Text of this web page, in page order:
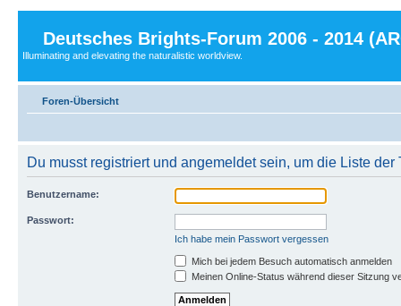
Deutsches Brights-Forum 2006 - 2014
Illuminating and elevating the naturalistic worldview.
Foren-Übersicht
Du musst registriert und angemeldet sein, um die Liste
Benutzername:
Passwort:
Ich habe mein Passwort vergessen
Mich bei jedem Besuch automatisch anmelden
Meinen Online-Status während dieser Sitzung